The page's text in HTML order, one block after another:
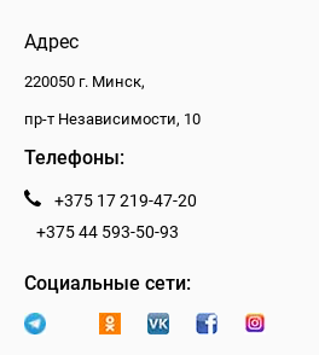
Адрес
220050 г. Минск,
пр-т Независимости, 10
Телефоны:
+375 17 219-47-20
+375 44 593-50-93
Социальные сети: